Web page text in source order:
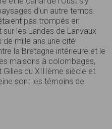
d'un autre temps.
pas trompés en
les Landes de Lanvaux
mille ans une cité
la Bretagne intérieure et le
maisons à colombages,
Gilles du XIIIème siècle et
sont les témoins de